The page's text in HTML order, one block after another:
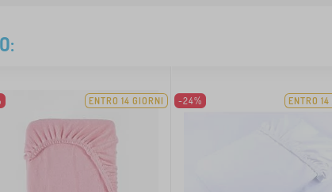
ENTRO 14 GIORNI -24% ENTRO